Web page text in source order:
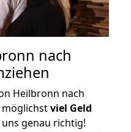
nach
Heilbronn nach
möglichstviel Geld
genau richtig!